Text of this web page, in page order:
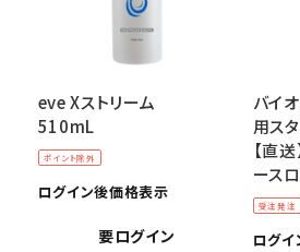
ポイント除外
eve Xストリーム
510mL
ログイン後価格表示
要ログイン
受注発注
バイ
用ス
【直
ース
ログ